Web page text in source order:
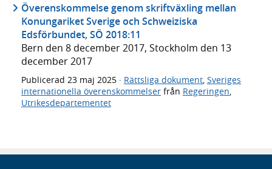
Överenskommelse genom skriftväxling mellan
Konungariket Sverige och Schweiziska
Edsförbundet, SÖ 2018:11
Bern den 8 december 2017, Stockholm den 13
december 2017
Publicerad 23 maj 2025 · Rättsliga dokument Sveriges
internationella överenskommelser från Regeringen
Utrikesdepartementet